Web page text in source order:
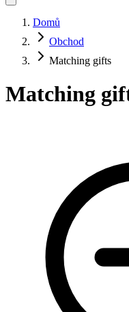
Domů
Obchod
Matching gifts
Matching